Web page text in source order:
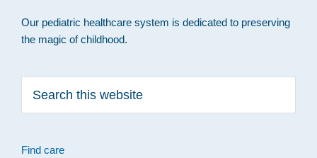
Our pediatric healthcare system is dedicated to preserving
the magic of childhood.
this
Find care